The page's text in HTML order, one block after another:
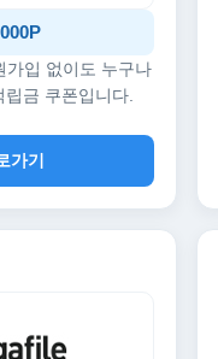
가입 없이도 누구나
금 쿠폰입니다.
가기